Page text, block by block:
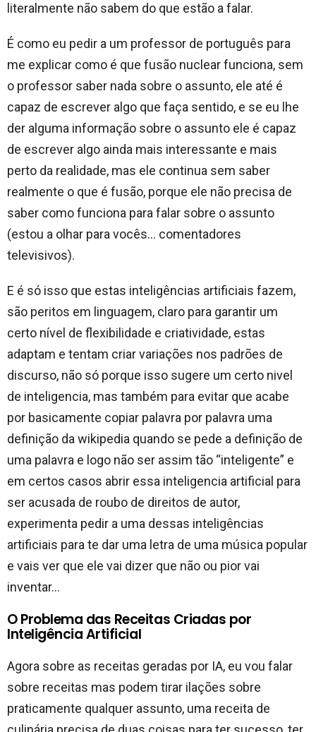
literalmente não sabem do que estão a falar.
É como eu pedir a um professor de português para
me explicar como é que fusão nuclear funciona, sem
o professor saber nada sobre o assunto, ele até é
capaz de escrever algo que faça sentido, e se eu lhe
der alguma informação sobre o assunto ele é capaz
de escrever algo ainda mais interessante e mais
perto da realidade, mas ele continua sem saber
realmente o que é fusão, porque ele não precisa de
saber como funciona para falar sobre o assunto
(estou a olhar para vocês… comentadores
televisivos).
E é só isso que estas inteligências artificiais fazem,
são peritos em linguagem, claro para garantir um
certo nível de flexibilidade e criatividade, estas
adaptam e tentam criar variações nos padrões de
discurso, não só porque isso sugere um certo nivel
de inteligencia, mas também para evitar que acabe
por basicamente copiar palavra por palavra uma
definição da wikipedia quando se pede a definição de
uma palavra e logo não ser assim tão “inteligente” e
em certos casos abrir essa inteligencia artificial para
ser acusada de roubo de direitos de autor,
experimenta pedir a uma dessas inteligências
artificiais para te dar uma letra de uma música popular
e vais ver que ele vai dizer que não ou pior vai
inventar…
O Problema das Receitas Criadas por
Inteligência Artificial
Agora sobre as receitas geradas por IA, eu vou falar
sobre receitas mas podem tirar ilações sobre
praticamente qualquer assunto, uma receita de